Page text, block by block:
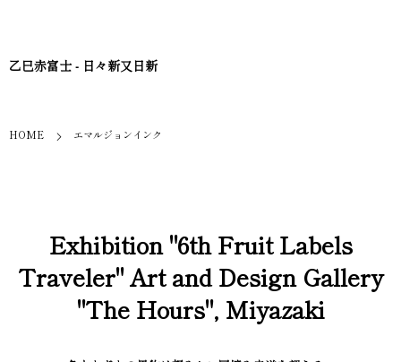
乙巳赤富士 - 日々新又日新
HOME エマルジョンインク
Exhibition "6th Fruit Labels
Traveler" Art and Design Gallery
"The Hours", Miyazaki